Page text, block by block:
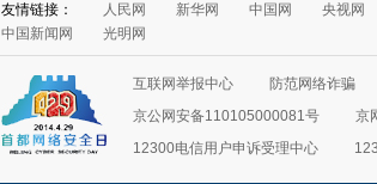
友情链接： 人民网 新华网 中国网 央视网
中国新闻网
光明网
互联网举报中心 防范网络诈骗
京公网安备110105000081号
京
12300电信用户申诉受理中心